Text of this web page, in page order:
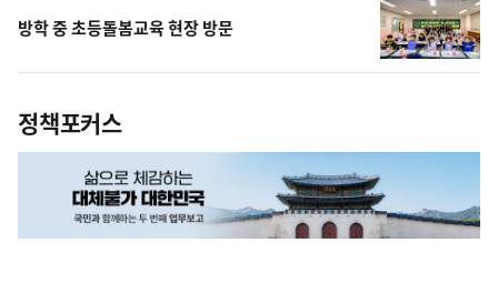
방학 중 초등돌봄교육 현장 방문
정책포커스